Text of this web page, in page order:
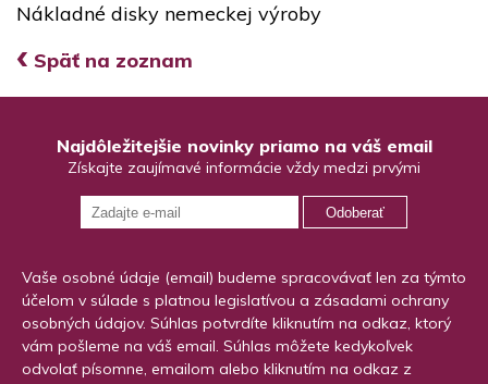
Nákladné disky nemeckej výroby
‹ Späť na zoznam
Najdôležitejšie novinky priamo na váš email
Získajte zaujímavé informácie vždy medzi prvými
Odoberať
Vaše osobné údaje (email) budeme spracovávať len za týmto
účelom v súlade s platnou legislatívou a zásadami ochrany
osobných údajov. Súhlas potvrdíte kliknutím na odkaz, ktorý
vám pošleme na váš email. Súhlas môžete kedykoľvek
odvolať písomne, emailom alebo kliknutím na odkaz z